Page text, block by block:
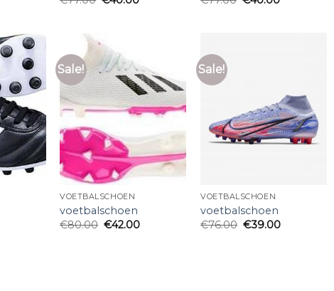
Sale!
VOETBALSCHOEN
voetbalschoen
€80.00 €42.00
Sale!
VOETBALSCHOEN
voetbalschoen
€76.00 €39.00